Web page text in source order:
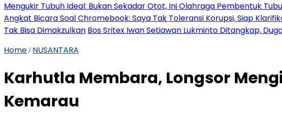
Mengukir Tubuh Ideal: Bukan Sekadar Otot, Ini Olahraga Pembentuk
Angkat Bicara Soal Chromebook: Saya Tak Toleransi Korupsi, Siap
Tak Bisa Dimakzulkan Bos Sritex Iwan Setiawan Lukminto Ditangkap,
Home / NUSANTARA
Karhutla Membara, Longsor
Kemarau